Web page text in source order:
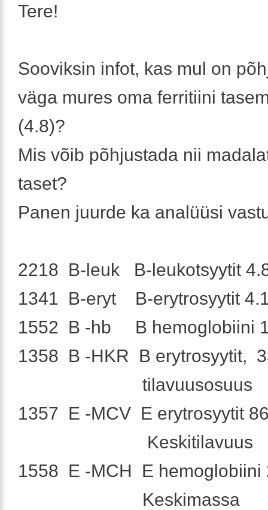
Tere!
Sooviksin infot, kas mul on
väga mures oma ferritiini
(4.8)?
Mis võib põhjustada nii
taset?
Panen juurde ka analüüsi
2218 B-leuk B-leukotsyytit
1341 B-eryt B-erytrosyytit
1552 B -hb B hemoglobiini
1358 B -HKR B erytrosyytit,
tilavuusosuus
1357 E -MCV E erytrosyytit
Keskitilavuus
1558 E -MCH E hemoglobiini
Keskimassa